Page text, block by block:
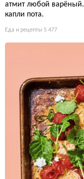
атмит любой
капли пота.
Еда и рецепты 5 477